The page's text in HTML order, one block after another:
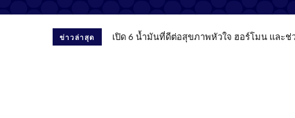
ข่าวล่าสุด เปิด 6 น้ำมันที่ดีต่อสุขภาพหัวใจ ฮอร์โมน และช่